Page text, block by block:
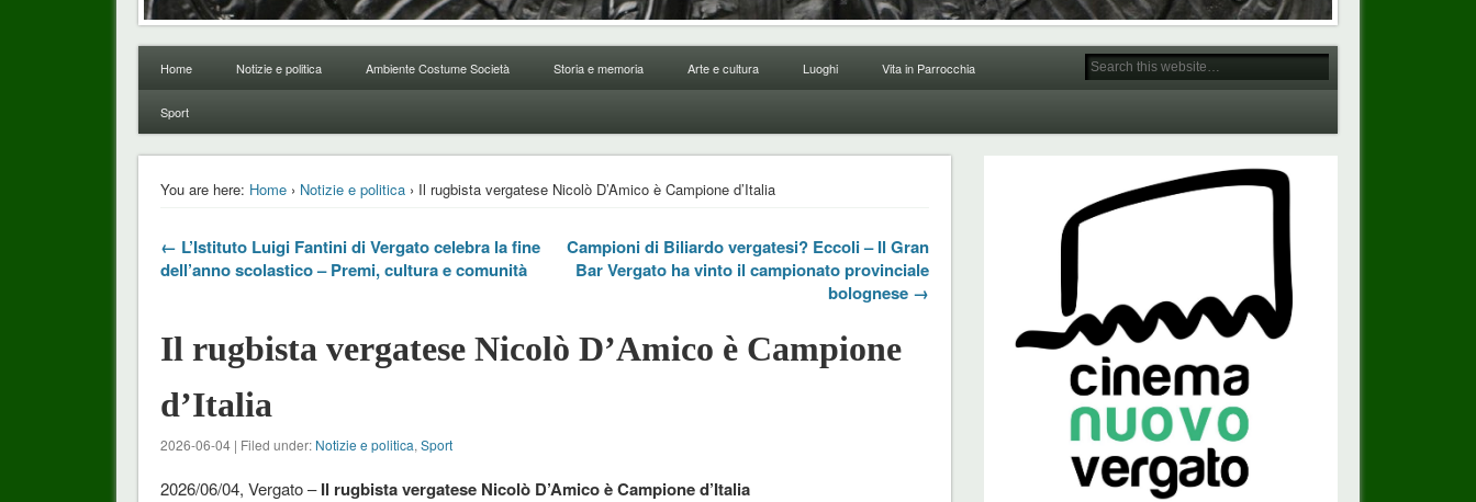
Home Notizie e politica Ambiente Costume Società Storia e memoria Arte e cultura Luoghi Vita in Parrocchia
Sport
You are here: Home› Notizie e politica› Il rugbista vergatese Nicolò D’Amico è Campione d’Italia
← L’Istituto Luigi Fantini di Vergato celebra la fine
dell’anno scolastico – Premi, cultura e comunità
Campioni di Biliardo vergatesi? Eccoli – Il Gran
Bar Vergato ha vinto il campionato provinciale
bolognese →
Il rugbista vergatese Nicolò D’Amico è Campione
d’Italia
2026-06-04 | Filed under: Notizie e politica, Sport
2026/06/04, Vergato –Il rugbista vergatese Nicolò D’Amico è Campione d’Italia